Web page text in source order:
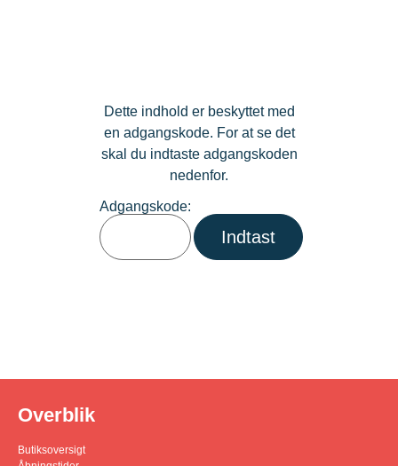
Dette indhold er beskyttet med
en adgangskode. For at se det
skal du indtaste adgangskoden
nedenfor.
Adgangskode:
Overblik
Butiksoversigt